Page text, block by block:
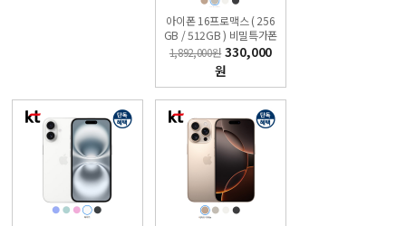
아이폰 16프로맥스 ( 256
GB / 512GB ) 비밀특가폰
KT 온라인샵
1,892,000원 330,000
원